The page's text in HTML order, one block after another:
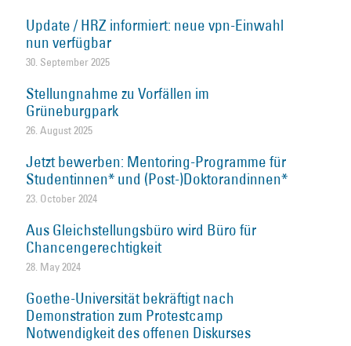
Update / HRZ informiert: neue vpn-Einwahl
nun verfügbar
30. September 2025
Stellungnahme zu Vorfällen im
Grüneburgpark
26. August 2025
Jetzt bewerben: Mentoring-Programme für
Studentinnen* und (Post-)Doktorandinnen*
23. October 2024
Aus Gleichstellungsbüro wird Büro für
Chancengerechtigkeit
28. May 2024
Goethe-Universität bekräftigt nach
Demonstration zum Protestcamp
Notwendigkeit des offenen Diskurses